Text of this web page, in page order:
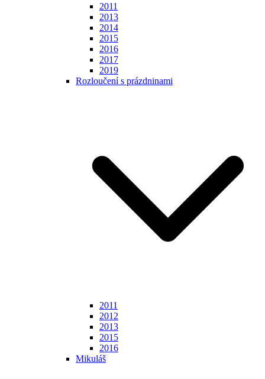
2011
2013
2014
2015
2016
2017
2019
Rozloučení s prázdninami
2011
2012
2013
2015
2016
Mikuláš